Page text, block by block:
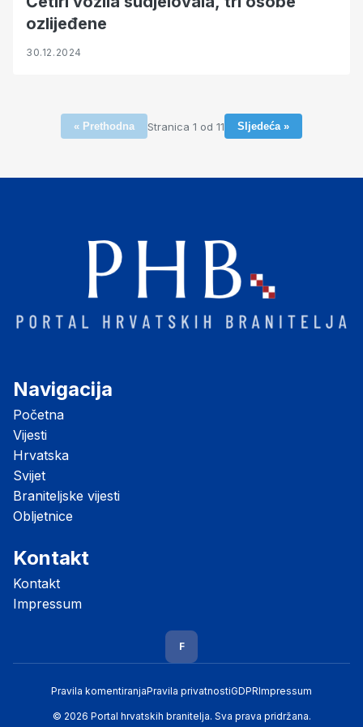
ozlijeđene
30.12.2024
« Prethodna Stranica 1 od 11 Sljedeća »
Navigacija
Početna
Vijesti
Hrvatska
Svijet
Braniteljske vijesti
Obljetnice
Kontakt
Kontakt
Impressum
F
Pravila komentiranjaPravila privatnostiGDPRImpressum
© 2026 Portal hrvatskih branitelja. Sva prava pridržana.